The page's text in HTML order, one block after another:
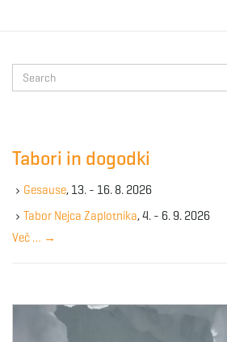
e
e
y
w
r
Tabori in dogodki
Gesause, 13. - 16. 8. 2026
Tabor Nejca Zaplotnika, 4. - 6. 9. 2026
Več … →